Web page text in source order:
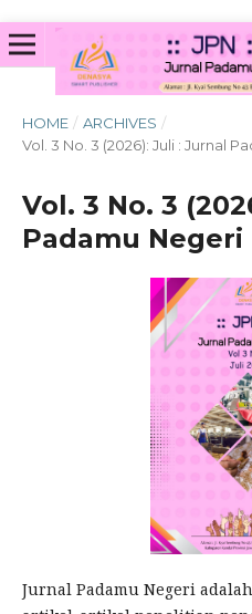
HOME / ARCHIVES /
Vol. 3 No. 3 (2026): Juli : Jurnal
Vol. 3 No. 3
Padamu Negeri
Jurnal Padamu Negeri